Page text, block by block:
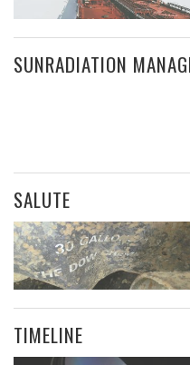
SUNRADIATION
SALUTE
TIMELINE